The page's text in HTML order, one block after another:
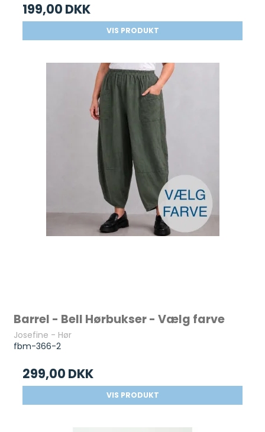
199,00 DKK
VIS PRODUKT
Barrel - Bell Hørbukser - Vælg farve
Josefine - Hør
fbm-366-2
299,00 DKK
VIS PRODUKT